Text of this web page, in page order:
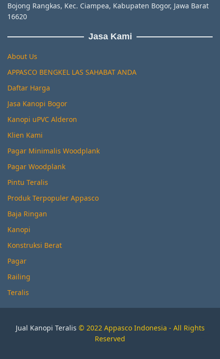
Bojong Rangkas, Kec. Ciampea, Kabupaten Bogor, Jawa Barat
16620
Jasa Kami
About Us
APPASCO BENGKEL LAS SAHABAT ANDA
Daftar Harga
Jasa Kanopi Bogor
Kanopi uPVC Alderon
Klien Kami
Pagar Minimalis Woodplank
Pagar Woodplank
Pintu Teralis
Produk Terpopuler Appasco
Baja Ringan
Kanopi
Konstruksi Berat
Pagar
Railing
Teralis
Jual Kanopi Teralis © 2022 Appasco Indonesia - All Rights
Reserved